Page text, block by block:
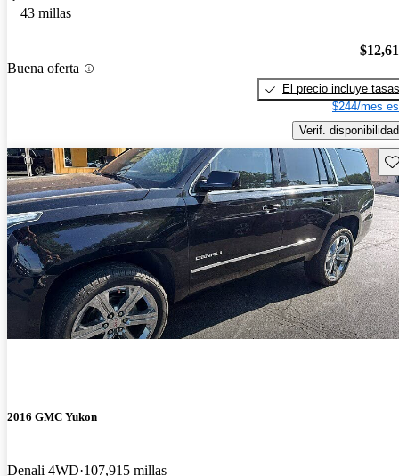
43 millas
Buena oferta
El precio incluye tasas
$244/mes
Verif. disponibilidad
2016 GMC Yukon
Denali 4WD 107,915 millas